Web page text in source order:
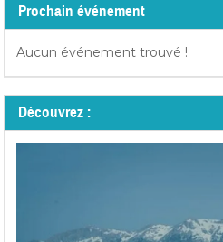
Prochain événement
Aucun événement trouvé !
Découvrez :